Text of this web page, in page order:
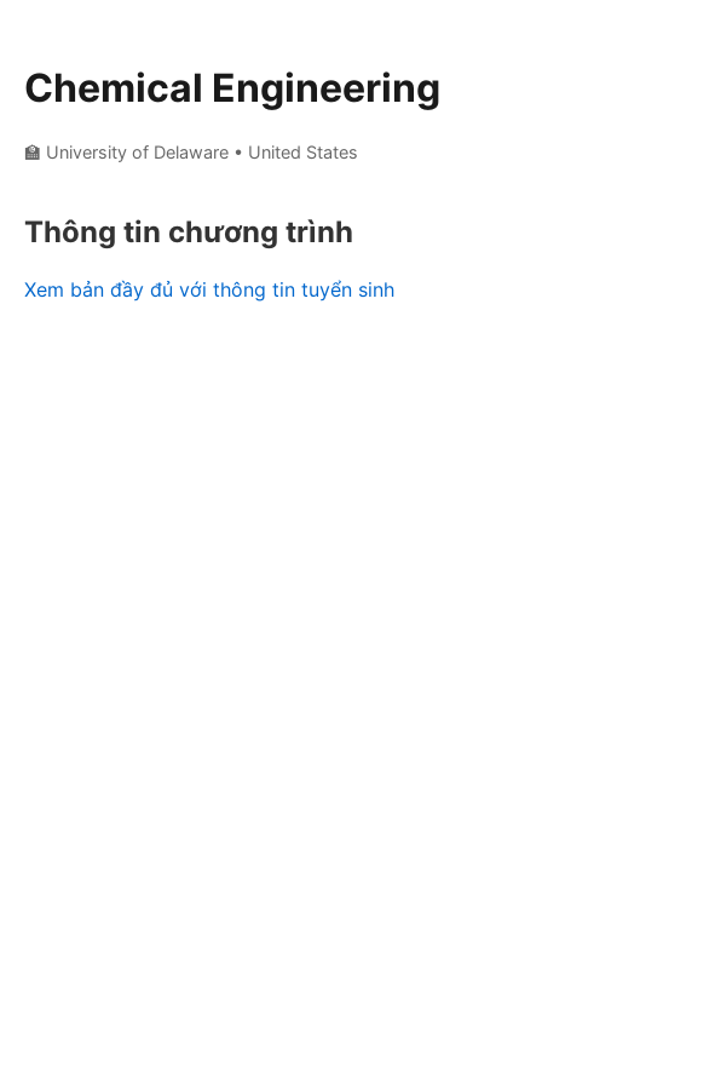
Chemical Engineering
🏫 University of Delaware • United States
Thông tin chương trình
Xem bản đầy đủ với thông tin tuyển sinh